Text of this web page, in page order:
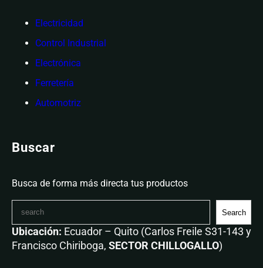
Electricidad
Control Industrial
Electrónica
Ferretería
Automotriz
Buscar
Busca de forma más directa tus productos
Search
Ubicación: Ecuador – Quito (Carlos Freile S31-143 y
Francisco Chiriboga, SECTOR CHILLOGALLO)